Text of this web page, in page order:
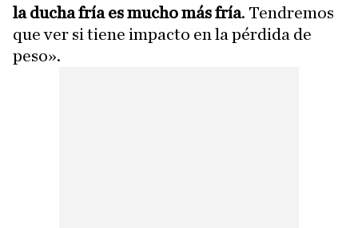
la ducha fría es mucho más fría. Tendremos
que ver si tiene impacto en la pérdida de
peso».